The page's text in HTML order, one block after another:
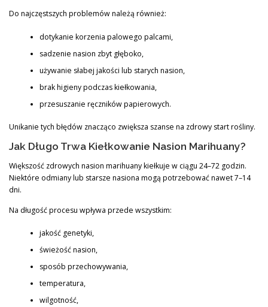
Do najczęstszych problemów należą również:
dotykanie korzenia palowego palcami,
sadzenie nasion zbyt głęboko,
używanie słabej jakości lub starych nasion,
brak higieny podczas kiełkowania,
przesuszanie ręczników papierowych.
Unikanie tych błędów znacząco zwiększa szanse na zdrowy start rośliny.
Jak Długo Trwa Kiełkowanie Nasion Marihuany?
Większość zdrowych nasion marihuany kiełkuje w ciągu 24–72 godzin.
Niektóre odmiany lub starsze nasiona mogą potrzebować nawet 7–14
dni.
Na długość procesu wpływa przede wszystkim:
jakość genetyki,
świeżość nasion,
sposób przechowywania,
temperatura,
wilgotność,